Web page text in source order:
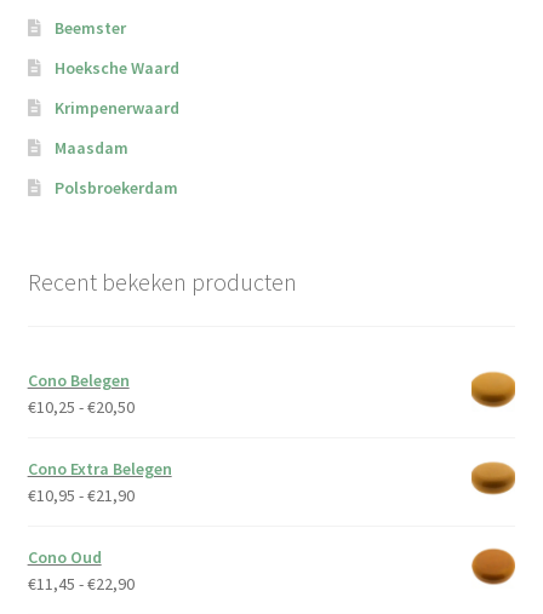
Beemster
Hoeksche Waard
Krimpenerwaard
Maasdam
Polsbroekerdam
Recent bekeken producten
Cono Belegen
€10,25 -€20,50Prijsklasse:
tot
€20,50
Cono Extra Belegen
€10,95 -€21,90Prijsklasse:
€21,90
Cono Oud
€11,45 -€22,90Prijsklasse: